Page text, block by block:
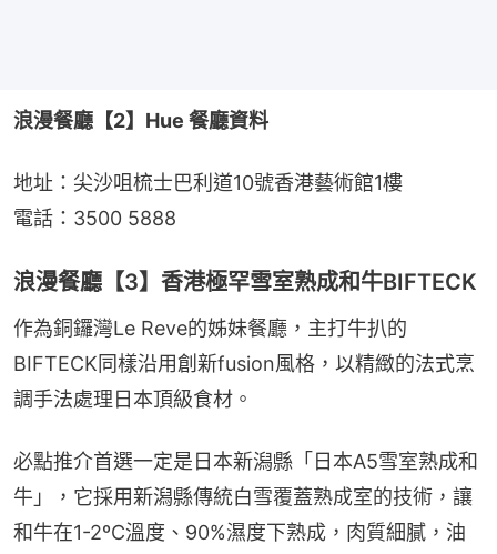
浪漫餐廳【2】Hue 餐廳資料
地址：尖沙咀梳士巴利道10號香港藝術館1樓
電話：3500 5888
浪漫餐廳【3】香港極罕雪室熟成和牛BIFTECK
作為銅鑼灣Le Reve的姊妹餐廳，主打牛扒的
BIFTECK同樣沿用創新fusion風格，以精緻的法式烹
調手法處理日本頂級食材。
必點推介首選一定是日本新潟縣「日本A5雪室熟成和
牛」，它採用新潟縣傳統白雪覆蓋熟成室的技術，讓
和牛在1-2ºC溫度、90%濕度下熟成，肉質細膩，油